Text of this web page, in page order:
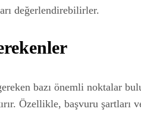
değerlendirebilirler.
bazı önemli noktalar
Özellikle, başvuru şartları